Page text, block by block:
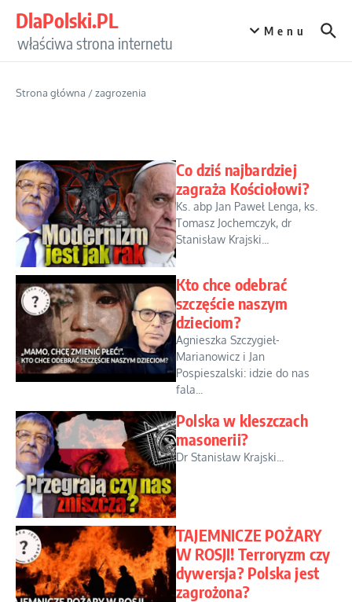
DlaPolski.PL
właściwa strona internetu
Menu
Strona główna /zagrozenia
Co dziś najbardziej
zagraża Kościołowi?
Ks. abp Jan Paweł Lenga, ks.
Tomasz Jochemczyk, dr
Stanisław Krajski...
Kto chce odebrać
szczęście naszym
dzieciom?
Agnieszka Szczygieł-
Marianowicz i Jan
Pospieszalski: idzie do nas
fala...
Polska w kleszczach
masonerii?
Dr Stanisław Krajski...
TAJEMNICZE POŻARY
W ROSJI! Terroryzm czy
dywersja? Polska jest
zagrożona?